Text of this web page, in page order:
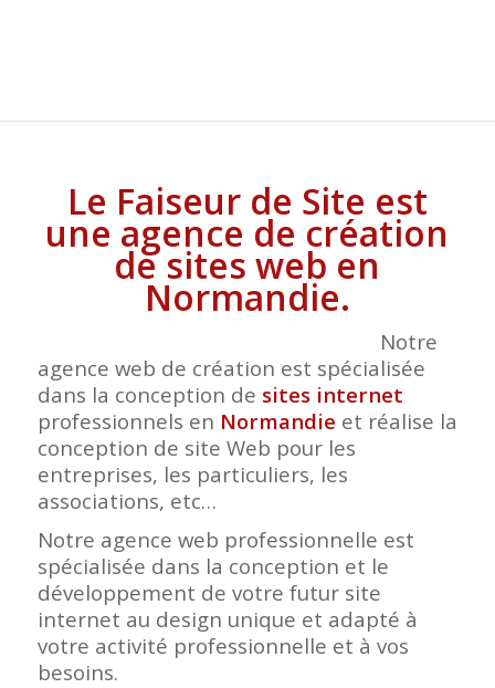
Le Faiseur de Site est
une agence de création
de sites web en
Normandie.
Notre
agence web de création est spécialisée
dans la conception de sites internet
professionnels en Normandie et réalise la
conception de site Web pour les
entreprises, les particuliers, les
associations, etc…
Notre agence web professionnelle est
spécialisée dans la conception et le
développement de votre futur site
internet au design unique et adapté à
votre activité professionnelle et à vos
besoins.